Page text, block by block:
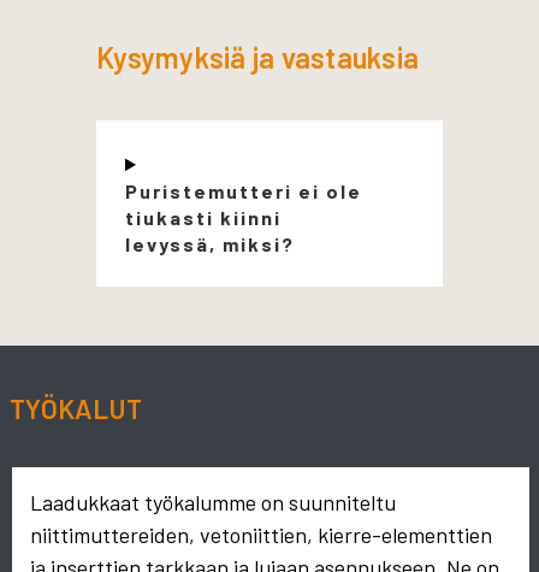
Kysymyksiä ja vastauksia
Puristemutteri ei ole
tiukasti kiinni
levyssä, miksi?
TYÖKALUT
Laadukkaat työkalumme on suunniteltu
niittimuttereiden, vetoniittien, kierre-elementtien